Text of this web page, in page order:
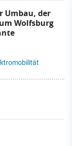
Umbau, der
Wolfsburg